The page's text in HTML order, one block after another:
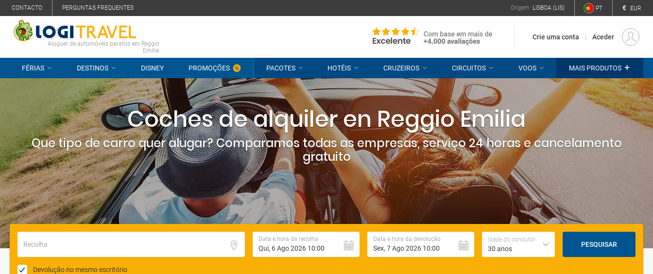
CONTACTO PERGUNTAS FREQUENTES Origem LISBOA (LIS) PT € EUR
Aluguer de automóveis baratos em Reggio
Emilia
Crie uma conta Aceder
FÉRIAS DESTINOS DISNEY PROMOÇÕES PACOTES HOTÉIS CRUZEIROS CIRCUITOS VOOS MAIS PRODUTOS +
Coches de alquiler en Reggio Emilia
Que tipo de carro quer alugar? Comparamos todas as empresas, serviço 24 horas e cancelamento
gratuito
Recolha
Data e hora da recolha Data e hora da devolução Idade do condutor
30 anos
PESQUISAR
Devolução no mesmo escritório